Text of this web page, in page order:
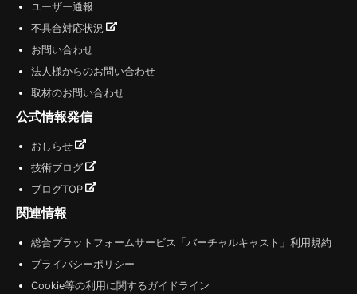
ユーザー通報
不具合対応状況
お問い合わせ
法人様からのお問い合わせ
取材のお問い合わせ
公式情報発信
おしらせ
技術ブログ
ブログTOP
関連情報
総合プラットフォームサービス「バーチャルキャスト」利用規約
プライバシーポリシー
Cookie等の利用に関するガイドライン